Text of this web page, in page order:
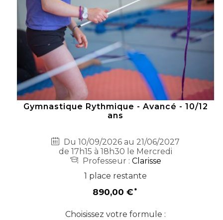
Gymnastique Rythmique - Avancé - 10/12
ans
Du 10/09/2026 au 21/06/2027
de 17h15 à 18h30 le Mercredi
Professeur : Clarisse
1 place restante
890,00 €
Choisissez votre formule :